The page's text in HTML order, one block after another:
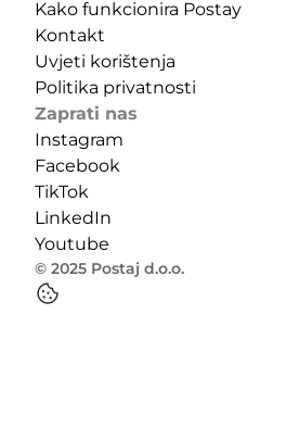
Kako funkcionira Postay
Kontakt
Uvjeti korištenja
Politika privatnosti
Zaprati nas
Instagram
Facebook
TikTok
LinkedIn
Youtube
© 2025 Postaj d.o.o.